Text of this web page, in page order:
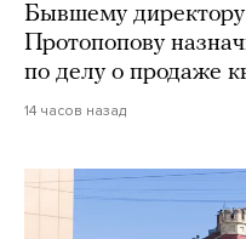
Бывшему
Протопопову
по делу о продаже
14 часов назад